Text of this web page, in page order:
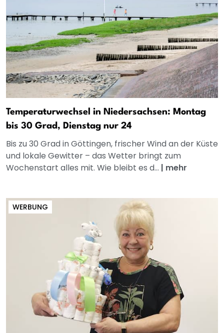
Temperaturwechsel in Niedersachsen: Montag
bis 30 Grad, Dienstag nur 24
Bis zu 30 Grad in Göttingen, frischer Wind an der Küste
und lokale Gewitter – das Wetter bringt zum
Wochenstart alles mit. Wie bleibt es d... | mehr
WERBUNG